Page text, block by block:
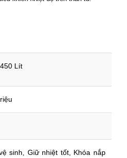
Lít
sinh, Giữ nhiệt tốt, Khóa nắp